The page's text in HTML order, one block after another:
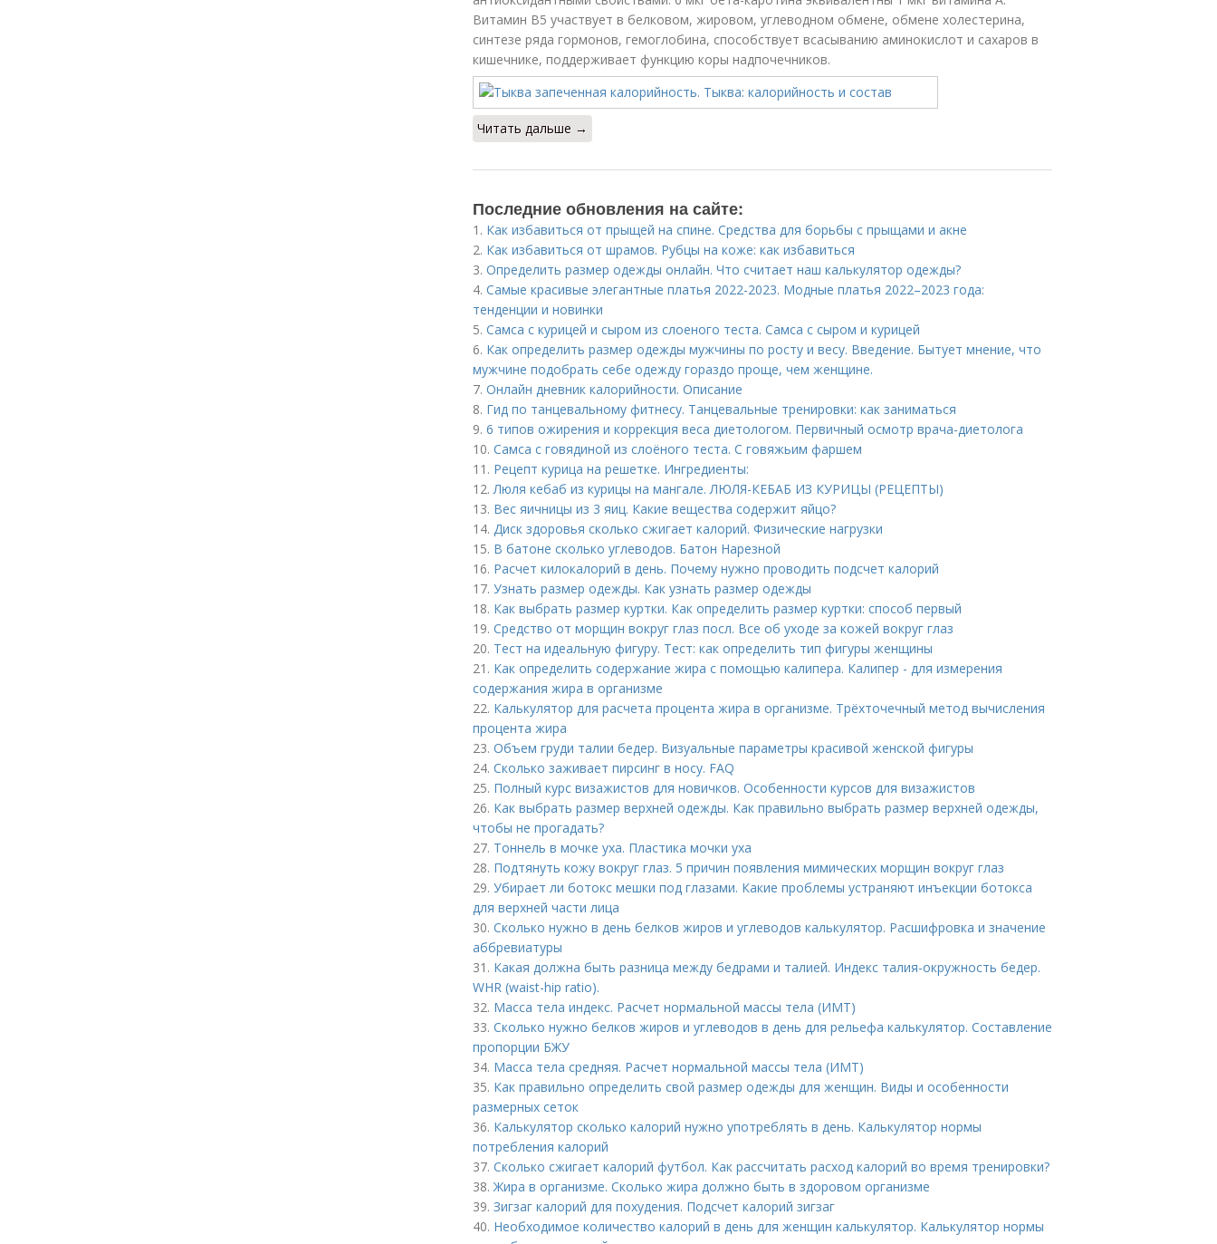
Витамин В5 участвует в белковом, жировом, углеводном обмене, обмене холестерина,
синтезе ряда гормонов, гемоглобина, способствует всасыванию аминокислот и сахаров в
кишечнике, поддерживает функцию коры надпочечников.
Читать дальше →
Последние обновления на сайте:
1. Как избавиться от прыщей на спине. Средства для борьбы с прыщами и акне
2. Как избавиться от шрамов. Рубцы на коже: как избавиться
3. Определить размер одежды онлайн. Что считает наш калькулятор одежды?
4. Самые красивые элегантные платья 2022-2023. Модные платья 2022–2023 года:
тенденции и новинки
5. Самса с курицей и сыром из слоеного теста. Самса с сыром и курицей
6. Как определить размер одежды мужчины по росту и весу. Введение. Бытует мнение, что
мужчине подобрать себе одежду гораздо проще, чем женщине.
7. Онлайн дневник калорийности. Описание
8. Гид по танцевальному фитнесу. Танцевальные тренировки: как заниматься
9. 6 типов ожирения и коррекция веса диетологом. Первичный осмотр врача-диетолога
10. Самса с говядиной из слоёного теста. С говяжьим фаршем
11. Рецепт курица на решетке. Ингредиенты:
12.Люля кебаб из курицы на мангале. ЛЮЛЯ-КЕБАБ ИЗ КУРИЦЫ (РЕЦЕПТЫ)
13. Вес яичницы из 3 яиц. Какие вещества содержит яйцо?
14. Диск здоровья сколько сжигает калорий. Физические нагрузки
15. В батоне сколько углеводов. Батон Нарезной
16. Расчет килокалорий в день. Почему нужно проводить подсчет калорий
17. Узнать размер одежды. Как узнать размер одежды
18. Как выбрать размер куртки. Как определить размер куртки: способ первый
19. Средство от морщин вокруг глаз посл. Все об уходе за кожей вокруг глаз
20. Тест на идеальную фигуру. Тест: как определить тип фигуры женщины
21. Как определить содержание жира с помощью калипера. Калипер - для измерения
содержания жира в организме
22. Калькулятор для расчета процента жира в организме. Трёхточечный метод вычисления
процента жира
23. Объем груди талии бедер. Визуальные параметры красивой женской фигуры
24. Сколько заживает пирсинг в носу. FAQ
25. Полный курс визажистов для новичков. Особенности курсов для визажистов
26. Как выбрать размер верхней одежды. Как правильно выбрать размер верхней одежды,
чтобы не прогадать?
27. Тоннель в мочке уха. Пластика мочки уха
28. Подтянуть кожу вокруг глаз. 5 причин появления мимических морщин вокруг глаз
29. Убирает ли ботокс мешки под глазами. Какие проблемы устраняют инъекции ботокса
для верхней части лица
30. Сколько нужно в день белков жиров и углеводов калькулятор. Расшифровка и значение
аббревиатуры
31. Какая должна быть разница между бедрами и талией. Индекс талия-окружность бедер.
WHR (waist-hip ratio).
32. Масса тела индекс. Расчет нормальной массы тела (ИМТ)
33. Сколько нужно белков жиров и углеводов в день для рельефа калькулятор. Составление
пропорции БЖУ
34. Масса тела средняя. Расчет нормальной массы тела (ИМТ)
35. Как правильно определить свой размер одежды для женщин. Виды и особенности
размерных сеток
36. Калькулятор сколько калорий нужно употреблять в день. Калькулятор нормы
потребления калорий
37. Сколько сжигает калорий футбол. Как рассчитать расход калорий во время тренировки?
38.Жира в организме. Сколько жира должно быть в здоровом организме
39. Зигзаг калорий для похудения. Подсчет калорий зигзаг
40. Необходимое количество калорий в день для женщин калькулятор. Калькулятор нормы